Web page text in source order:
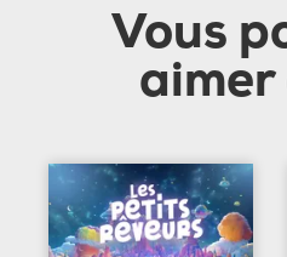
Vous
aimer